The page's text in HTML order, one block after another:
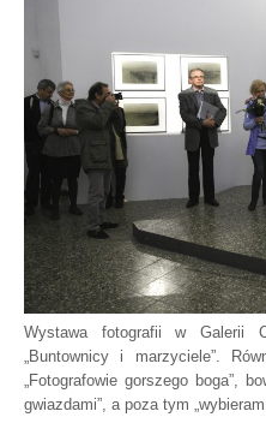
Wystawa fotografii w Galerii
„Buntownicy i marzyciele”.
„Fotografowie gorszego boga”,
gwiazdami”, a poza tym